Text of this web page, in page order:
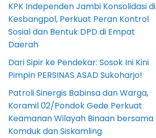
KPK Independen Jambi Konsolidasi di
Kesbangpol, Perkuat Peran Kontrol
Sosial dan Bentuk DPD di Empat
Daerah
Dari Sipir ke Pendekar: Sosok Ini Kini
Pimpin PERSINAS ASAD Sukoharjo!
Patroli Sinergis Babinsa dan Warga,
Koramil 02/Pondok Gede Perkuat
Keamanan Wilayah Binaan bersama
Komduk dan Siskamling